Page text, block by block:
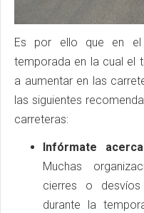
Es por ello que en
temporada en la cual el
a aumentar en las
las siguientes
carreteras:
Infórmate
Muchas
cierres o
durante la